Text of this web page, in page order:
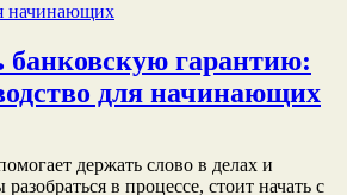
банковскую гарантию:
для начинающих
держать слово в делах и
в процессе, стоит начать с